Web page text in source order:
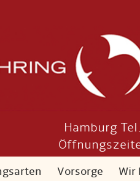
Hamburg
Vorsorge Wir